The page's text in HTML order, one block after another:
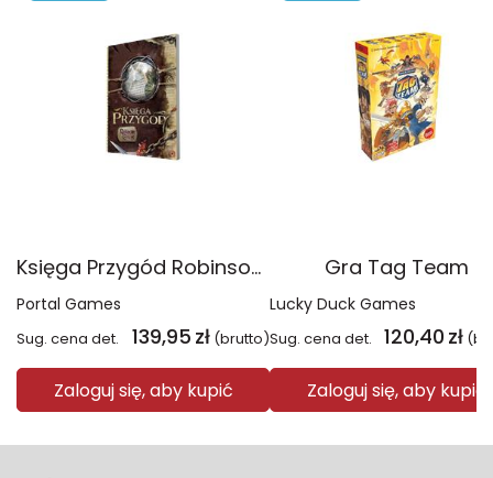
Księga Przygód Robinson Crusoe
Portal Games
Sug. cena det. 139,95 zł (brutto)
Zaloguj się, aby kupić
Gra Tag Team
Lucky Duck Games
Sug. cena det. 120,40 zł
Zaloguj się, aby kupić